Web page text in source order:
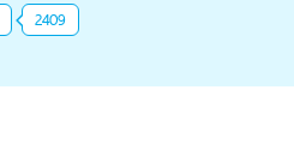
2409